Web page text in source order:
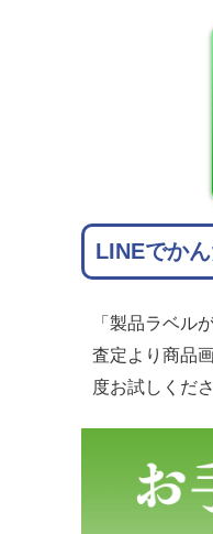
LINEでか
「製品ラベル
査定より商品
度お試しくださ